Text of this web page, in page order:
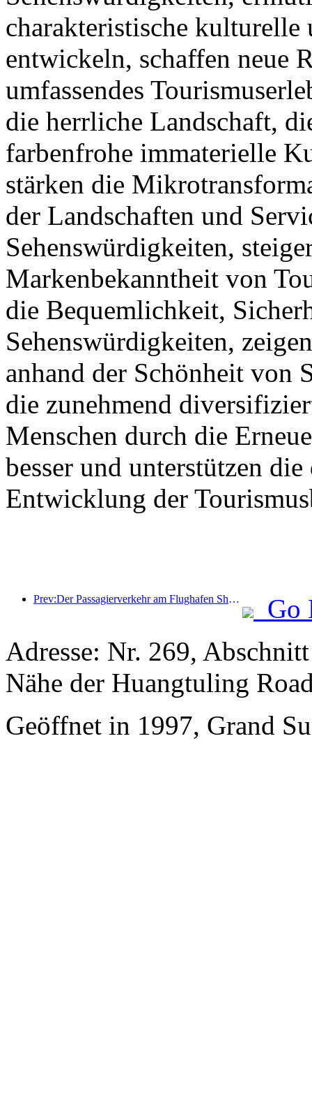
charakteristische
entwickeln, schaffen neue
umfassendes
die herrliche Landschaft,
farbenfrohe immaterielle
stärken die
der Landschaften und
Sehenswürdigkeiten,
Markenbekanntheit von
die Bequemlichkeit,
Sehenswürdigkeiten,
anhand der Schönheit von
die zunehmend
Menschen durch die
besser und unterstützen
Entwicklung der
Prev:Der Passagierverkehr am Flughafen Shenzhen nimmt während der Sommerferien stark zu, und viele ausländische Fluggesellschaften erweitern ihr China-Angebot.
Go
Adresse: Nr. 269,
Nähe der Huangtuling
Geöffnet in 1997, Grand